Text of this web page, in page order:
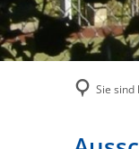
Sie sind